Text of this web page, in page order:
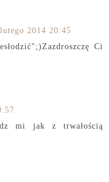
2014 20:45
Ci
mi jak z trwałością